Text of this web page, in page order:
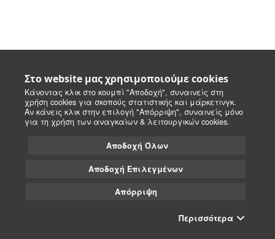
Στο website μας χρησιμοποιούμε cookies
Κάνοντας κλικ στο κουμπί "Αποδοχή", συναινείς στη
χρήση cookies για σκοπούς στατιστικής και μάρκετινγκ.
Αν κάνεις κλικ στην επιλογή "Απόρριψη", συναινείς μόνο
για τη χρήση των αναγκαίων & λειτουργικών cookies.
Αποδοχή Όλων
Αποδοχή Επιλεγμένων
Απόρριψη
Περισσότερα